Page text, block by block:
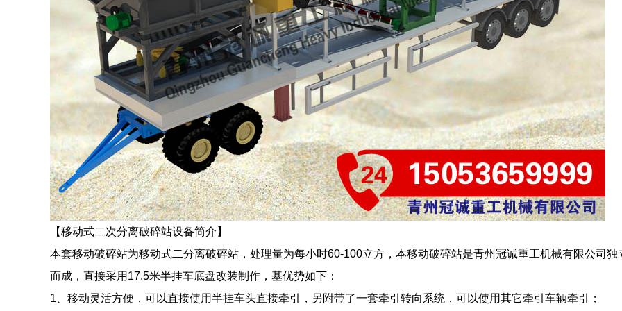
【移动式二次分离破碎站设备简介】
本套移动破碎站为移动式二分离破碎站，处理量为每小时60-100立方，本移动破碎站是青州冠诚重工机械有限公司独
而成，直接采用17.5米半挂车底盘改装制作，基优势如下：
1、移动灵活方便，可以直接使用半挂车头直接牵引，另附带了一套牵引转向系统，可以使用其它牵引车辆牵引；